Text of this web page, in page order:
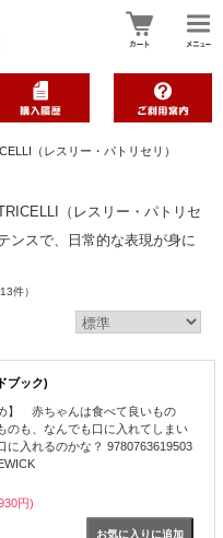
（レスリー・パトリセリ）
（レスリー・パトリセ
ンスで、日常的な表現が身に
件）
ブック)
】 赤ちゃんは食べて良いもの
のも、なんでも口に入れてしまい
に入れるのかな？ 9780763619503
円)